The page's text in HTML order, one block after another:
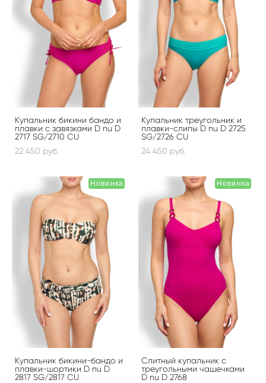
Купальник бикини бандо и
плавки с завязками D nu D
2717 SG/2710 CU
22 450 pуб.
Купальник треугольник и
плавки-слипы D nu D 2725
SG/2726 CU
24 450 pуб.
Новинка
Купальник бикини-бандо и
плавки-шортики D nu D
2817 SG/2817 CU
Новинка
Слитный купальник с
треугольными чашечками
D nu D 2768